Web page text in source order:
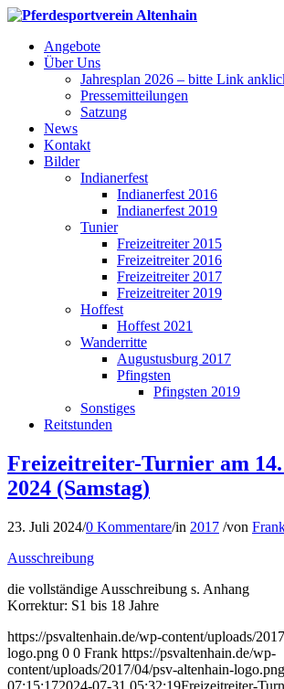
Angebote
Über Uns
Jahresplan 2026 – bitte Link
Pressemitteilungen
Satzung
News
Kontakt
Bilder
Indianerfest
Indianerfest 2016
Indianerfest 2019
Tunier
Freizeitreiter 2015
Freizeitreiter 2016
Freizeitreiter 2017
Freizeitreiter 2019
Hoffest
Hoffest 2021
Wanderritte
Augustusburg 2017
Pfingsten
Pfingsten 2019
Sonstiges
Reitstunden
Freizeitreiter-Turnier am 14.
2024 (Samstag)
23. Juli 2024/0 Kommentare/in 2017 /von
Ausschreibung
die vollständige Ausschreibung s. Anhang
Korrektur: S1 bis 18 Jahre
https://psvaltenhain.de/wp-content/uploads/
logo.png 0 0 Frank https://psvaltenhain.de/wp-
content/uploads/2017/04/psv-altenhain-logo.png
07:15:172024-07-31 05:32:19Freizeitreiter-